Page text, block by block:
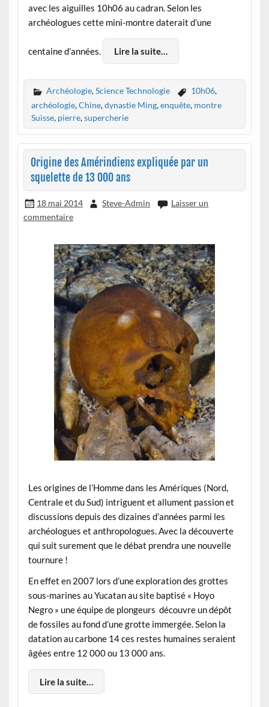
avec les aiguilles 10h06 au cadran. Selon les
archéologues cette mini-montre daterait d’une
centaine d’années. Lire la suite…
Archéologie,Science Technologie 10h06,
archéologie,Chine,dynastie Ming,enquête, montre
Suisse, pierre,supercherie
Origine des Amérindiens expliquée par un
squelette de 13 000 ans
18 mai 2014 Steve-Admin
Laisser un
commentaire
Les origines de l’Homme dans les Amériques (Nord,
Centrale et du Sud) intriguent et allument passion et
discussions depuis des dizaines d’années parmi les
archéologues et anthropologues. Avec la découverte
qui suit surement que le débat prendra une nouvelle
tournure !
En effet en 2007 lors d’une exploration des grottes
sous-marines au Yucatan au site baptisé « Hoyo
Negro » une équipe de plongeurs découvre un dépôt
de fossiles au fond d’une grotte immergée. Selon la
datation au carbone 14 ces restes humaines seraient
âgées entre 12 000 ou 13 000 ans.
Lire la suite…